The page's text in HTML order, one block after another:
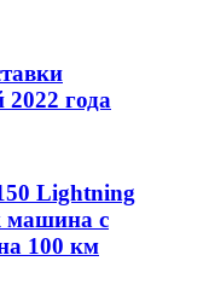
2022 года
Lightning
машина с
100 км